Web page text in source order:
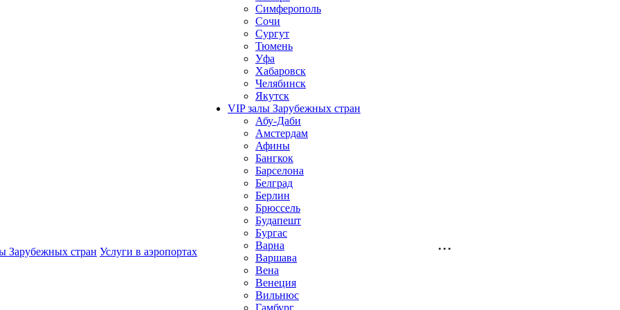
Зарубежных стран Услуги в аэропортах
Симферополь
Сочи
Сургут
Тюмень
Уфа
Хабаровск
Челябинск
Якутск
VIP залы Зарубежных стран
Абу-Даби
Амстердам
Афины
Бангкок
Барселона
Белград
Берлин
Брюссель
Будапешт
Бургас
Варна
Варшава
Вена
Венеция
Вильнюс
Гамбург